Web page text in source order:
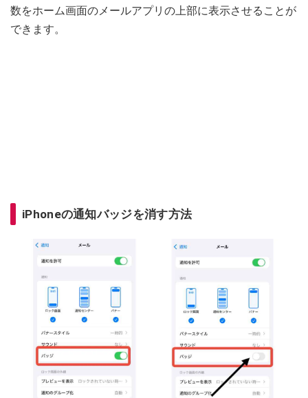
数をホーム画面のメールアプリの上部に表示させることが
できます。
iPhoneの通知バッジを消す方法